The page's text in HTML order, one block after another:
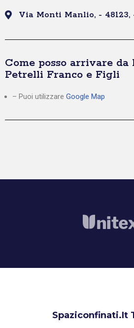
Via Monti Manlio, - 48123,
Come posso arrivare
Petrelli Franco e Figli
– Puoi utilizzare Google Map
Spaziconfinati.it